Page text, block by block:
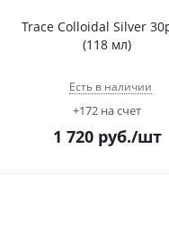
Trace Colloidal Silver
(118 мл)
Есть в наличии
+172 на счет
1 720руб./шт